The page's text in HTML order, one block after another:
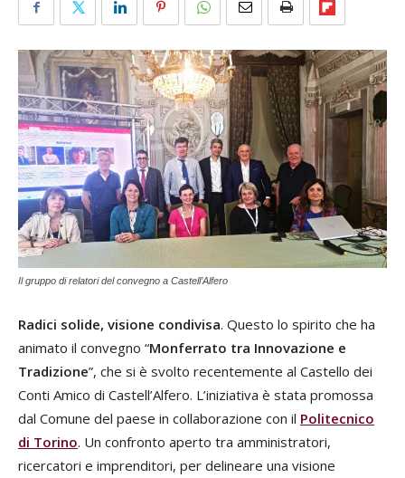
Il gruppo di relatori del convegno a Castell’Alfero
Radici solide, visione condivisa. Questo lo spirito che ha
animato il convegno “Monferrato tra Innovazione e
Tradizione”, che si è svolto recentemente al Castello dei
Conti Amico di Castell’Alfero. L’iniziativa è stata promossa
dal Comune del paese in collaborazione con il Politecnico
di Torino. Un confronto aperto tra amministratori,
ricercatori e imprenditori, per delineare una visione